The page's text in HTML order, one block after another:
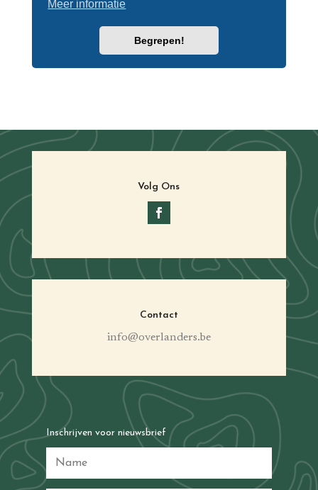
Volg Ons
Contact
info@overlanders.be
Inschrijven voor nieuwsbrief